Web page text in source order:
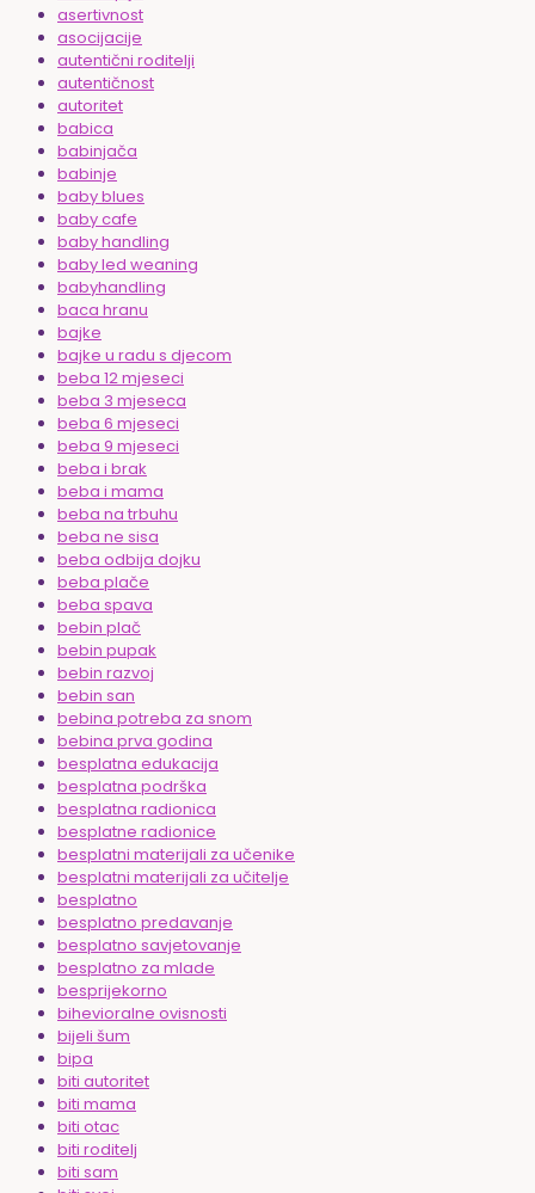
asertivnost
asocijacije
autentični roditelji
autentičnost
autoritet
babica
babinjača
babinje
baby blues
baby cafe
baby handling
baby led weaning
babyhandling
baca hranu
bajke
bajke u radu s djecom
beba 12 mjeseci
beba 3 mjeseca
beba 6 mjeseci
beba 9 mjeseci
beba i brak
beba i mama
beba na trbuhu
beba ne sisa
beba odbija dojku
beba plače
beba spava
bebin plač
bebin pupak
bebin razvoj
bebin san
bebina potreba za snom
bebina prva godina
besplatna edukacija
besplatna podrška
besplatna radionica
besplatne radionice
besplatni materijali za učenike
besplatni materijali za učitelje
besplatno
besplatno predavanje
besplatno savjetovanje
besplatno za mlade
besprijekorno
bihevioralne ovisnosti
bijeli šum
bipa
biti autoritet
biti mama
biti otac
biti roditelj
biti sam